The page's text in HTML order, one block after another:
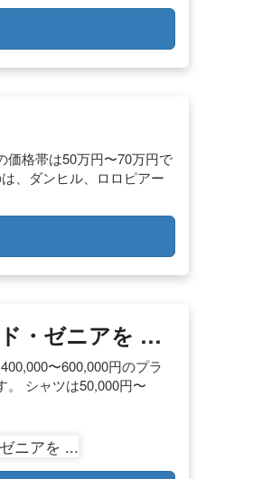
価格帯は50万円〜70万円で
、ダンヒル、ロロピアー
・ゼニアを …
〜600,000円のプラ
シャツは50,000円〜